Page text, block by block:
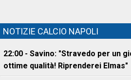
NOTIZIE CALCIO NAPOLI
22:00 - Savino: "Stravedo per un
ottime qualità! Riprenderei Elmas"